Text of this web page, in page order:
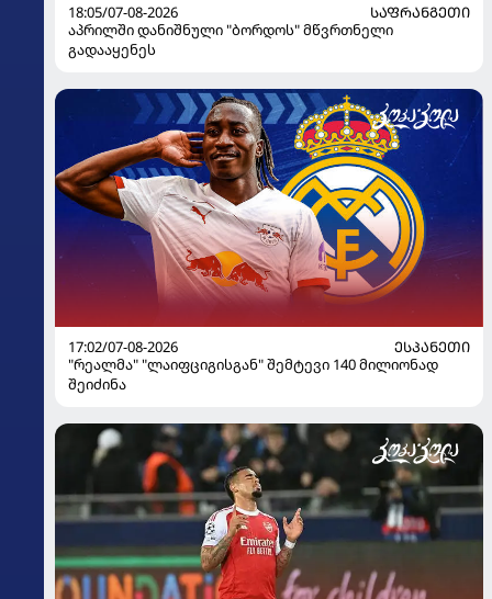
18:05/07-08-2026
ᲡᲐᲤᲠᲐᲜᲒᲔᲗᲘ
აპრილში დანიშნული "ბორდოს" მწვრთნელი
გადააყენეს
17:02/07-08-2026
ᲔᲡᲞᲐᲜᲔᲗᲘ
"რეალმა" "ლაიფციგისგან" შემტევი 140 მილიონად
შეიძინა